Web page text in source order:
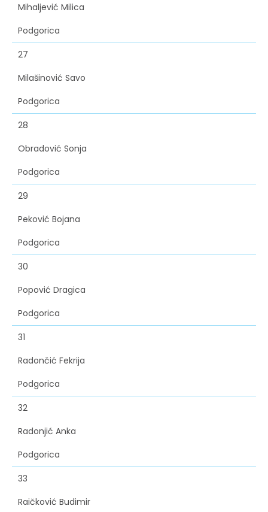
Mihaljević Milica
Podgorica
27
Milašinović Savo
Podgorica
28
Obradović Sonja
Podgorica
29
Peković Bojana
Podgorica
30
Popović Dragica
Podgorica
31
Radončić Fekrija
Podgorica
32
Radonjić Anka
Podgorica
33
Raičković Budimir